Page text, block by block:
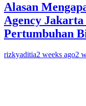
Alasan
Agency
Pertumbuhan
rizkyaditia2 weeks ago2